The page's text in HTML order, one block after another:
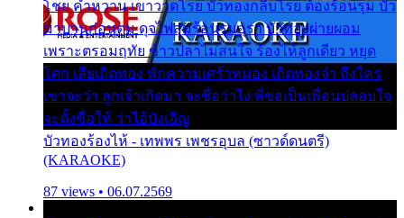
โชย คำหวาน เขาวาดโรย บัวทองกลีบโรย ต้องร้อนรุม บัว
มาบานก่อนตูม ดุจไฟสุมร้อนรุมอุรา บัวทองผ่ายผอม
เพราะตรอมฤทัย ข้าวปลาไม่สนใจ ร้องไห้ลูกเดียว หยุด
โศก เสียเถิดทอง พักความเศร้าหมอง เถิดทองจ๋า ถึงใคร
เขาจะว่า ลูกเจ้าเกิดมา จะชื่อว่าไง พี่ขอเป็นเพื่อนปลอบใจ
จะตั้งชื่อให้ ว่าไอ้บังเอิญ
บัวทองร้องไห้ - เทพพร เพชรอุบล (ซาวด์ดนตรี)
(KARAOKE)
87 views • 06.07.2569